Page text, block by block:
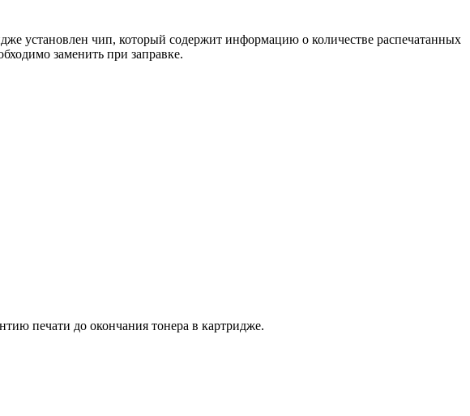
установлен чип, который содержит информацию о количестве распечатанных
заменить при заправке.
печати до окончания тонера в картридже.